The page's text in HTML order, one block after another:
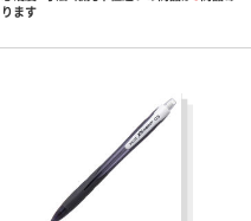
ります